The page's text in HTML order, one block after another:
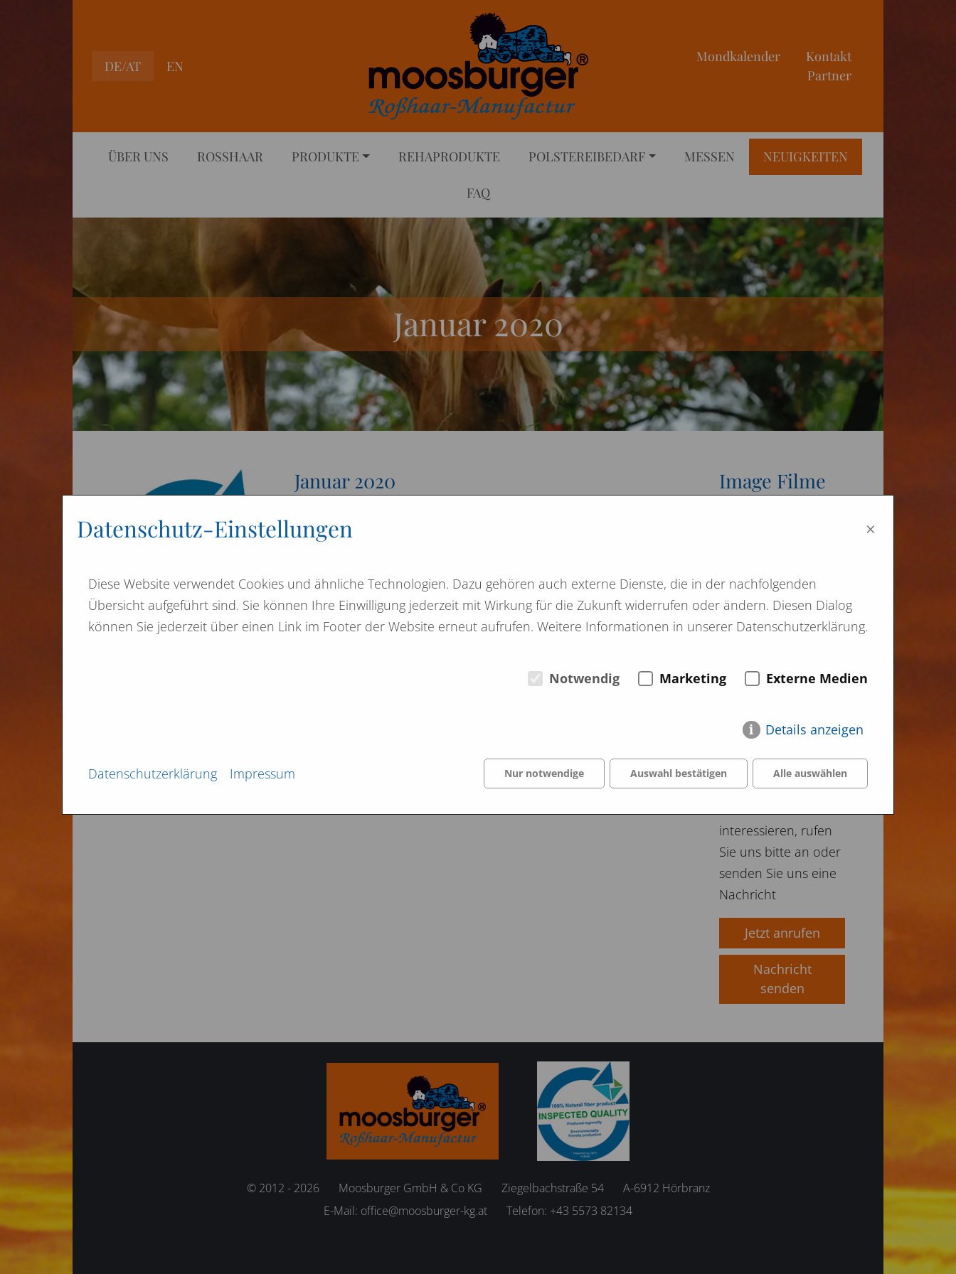
DE/AT EN
Mondkalender
Kontakt
Partner
ÜBER UNS ROSSHAAR PRODUKTE REHAPRODUKTE POLSTEREIBEDARF MESSEN NEUIGKEITEN
FAQ
Januar 2020
Januar 2020
bestanden und das für uns so wichtige Label „Inspected
quality“
wurde aktualisiert bzw. wieder für ein weiteres Jahr
Somit dürfen wir wieder das Label mit Stolz präsentieren.
Dezember 2019
Image Filme
kaufen
Wenn Sie sich für
den Kauf eines
interessieren, rufen
Sie uns bitte an oder
senden Sie uns eine
Nachricht
Jetzt anrufen
Nachricht
senden
© 2012 - 2026 Moosburger GmbH & Co KG Ziegelbachstraße 54
A-6912 Hörbranz
E-Mail: office@moosburger-kg.at Telefon: +43 5573 82134
Datenschutz-Einstellungen ×
Diese Website verwendet Cookies und ähnliche Technologien. Dazu gehören auch externe Dienste, die in der nachfolgenden
Übersicht aufgeführt sind. Sie können Ihre Einwilligung jederzeit mit Wirkung für die Zukunft widerrufen oder ändern. Diesen Dialog
können Sie jederzeit über einen Link im Footer der Website erneut aufrufen. Weitere Informationen in unserer Datenschutzerklärung.
Notwendig Marketing Externe Medien
Details anzeigen
Nur notwendige Auswahl bestätigen Alle auswählen
Datenschutzerklärung Impressum